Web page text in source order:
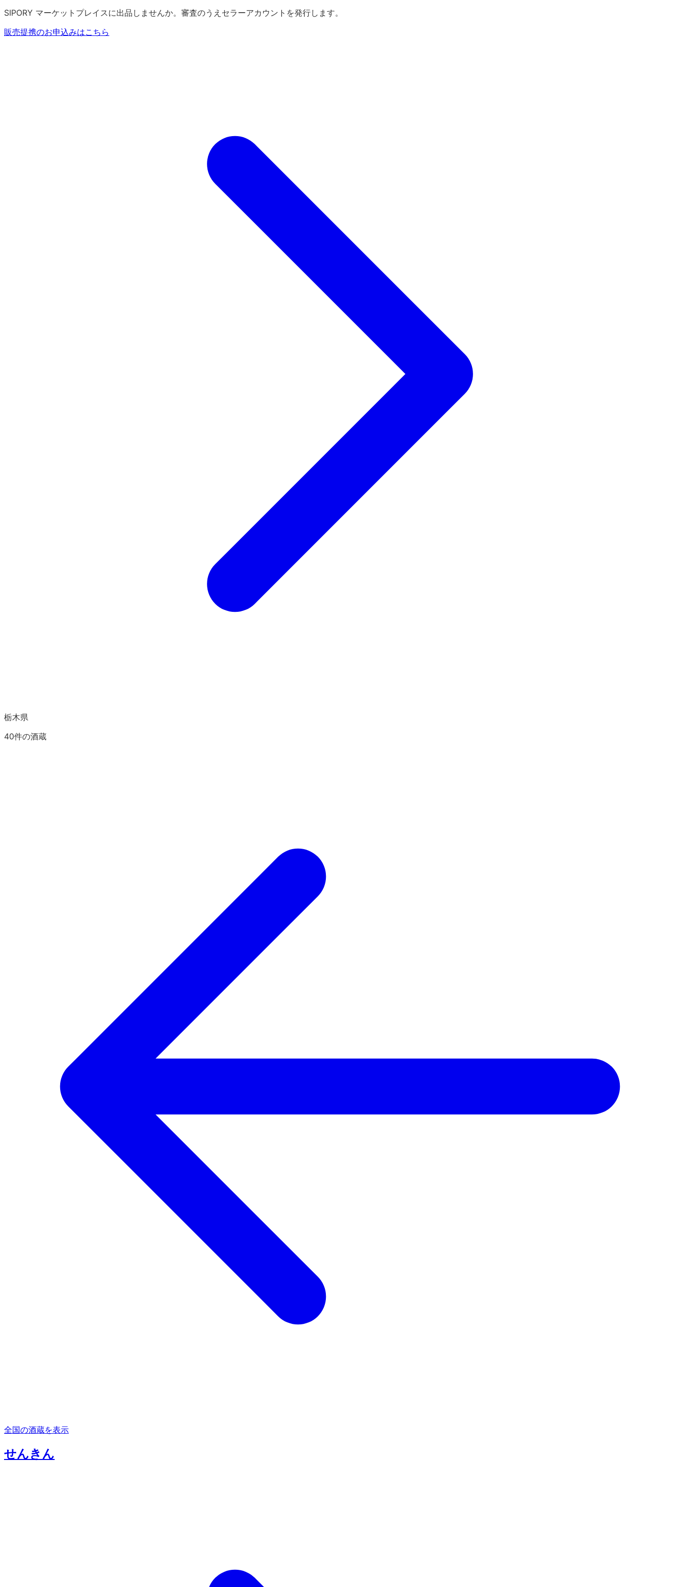
SIPORY マーケットプレイスに出品しませんか。審査のうえセラーアカウントを発行します。
販売提携のお申込みはこちら
栃木県
40件の酒蔵
全国の酒蔵を表示
せんきん